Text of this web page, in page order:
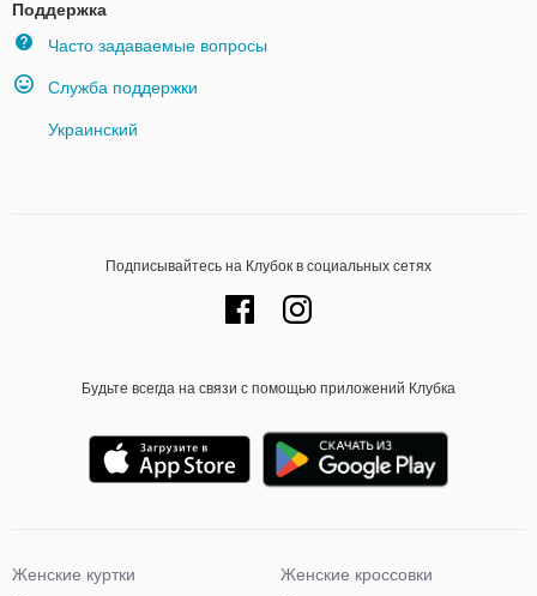
Поддержка
Часто задаваемые вопросы
Служба поддержки
Украинский
Подписывайтесь на Клубок в социальных сетях
Будьте всегда на связи с помощью приложений Клубка
Женские куртки
Женские кроссовки